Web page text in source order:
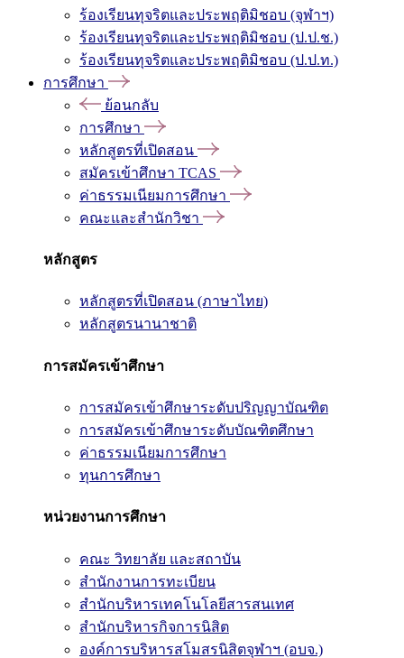
ร้องเรียนทุจริตและประพฤติมิชอบ (จุฬาฯ)
ร้องเรียนทุจริตและประพฤติมิชอบ (ป.ป.ช.)
ร้องเรียนทุจริตและประพฤติมิชอบ (ป.ป.ท.)
การศึกษา
ย้อนกลับ
การศึกษา
หลักสูตรที่เปิดสอน
สมัครเข้าศึกษา TCAS
ค่าธรรมเนียมการศึกษา
คณะและสำนักวิชา
หลักสูตร
หลักสูตรที่เปิดสอน (ภาษาไทย)
หลักสูตรนานาชาติ
การสมัครเข้าศึกษา
การสมัครเข้าศึกษาระดับปริญญาบัณฑิต
การสมัครเข้าศึกษาระดับบัณฑิตศึกษา
ค่าธรรมเนียมการศึกษา
ทุนการศึกษา
หน่วยงานการศึกษา
คณะ วิทยาลัย และสถาบัน
สำนักงานการทะเบียน
สำนักบริหารเทคโนโลยีสารสนเทศ
สำนักบริหารกิจการนิสิต
องค์การบริหารสโมสรนิสิตจุฬาฯ (อบจ.)